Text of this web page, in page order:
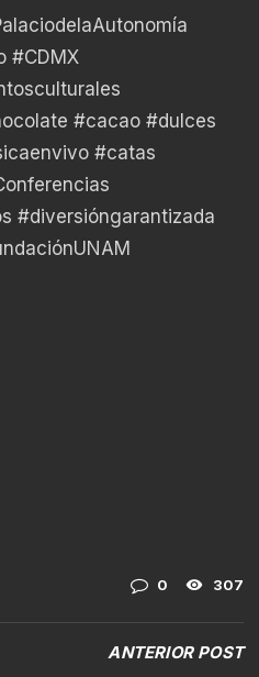
#CDMX
#cacao #dulces
#catas
#diversióngarantizada
0 307
ANTERIOR POST